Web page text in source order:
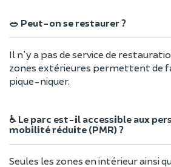
🥗 Peut-on se restaurer ?
Il n'y a pas de service de
zones extérieures permettent de
pique-niquer.
♿ Le parc est-il accessible aux
mobilité réduite (PMR) ?
Seules les zones en intérieur ainsi